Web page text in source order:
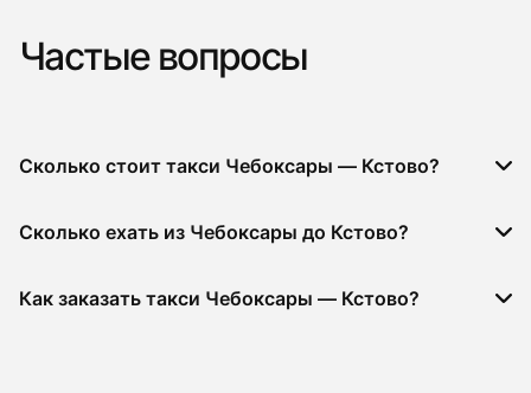
Частые вопросы
Сколько стоит такси Чебоксары — Кстово?
Сколько ехать из Чебоксары до Кстово?
Как заказать такси Чебоксары — Кстово?